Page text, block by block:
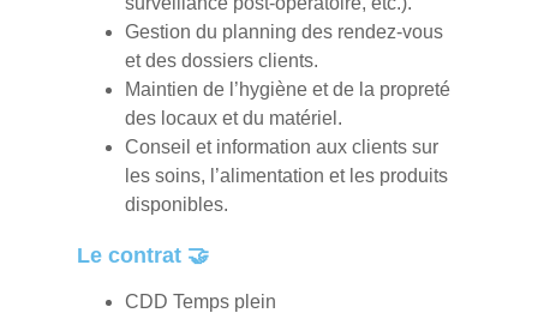
Gestion du planning des rendez-vous
et des dossiers clients.
Maintien de l’hygiène et de la propreté
des locaux et du matériel.
Conseil et information aux clients sur
les soins, l’alimentation et les produits
disponibles.
Le contrat 🤝
CDD Temps plein